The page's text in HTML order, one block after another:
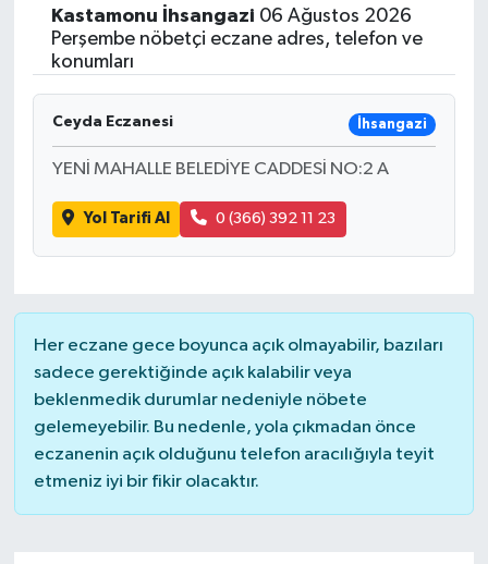
Kastamonu İhsangazi 06 Ağustos 2026
Perşembe nöbetçi eczane adres, telefon ve
konumları
Ceyda Eczanesi İhsangazi
YENİ MAHALLE BELEDİYE CADDESİ NO:2 A
Yol Tarifi Al 0 (366) 392 11 23
Her eczane gece boyunca açık olmayabilir, bazıları
sadece gerektiğinde açık kalabilir veya
beklenmedik durumlar nedeniyle nöbete
gelemeyebilir. Bu nedenle, yola çıkmadan önce
eczanenin açık olduğunu telefon aracılığıyla teyit
etmeniz iyi bir fikir olacaktır.
Siyasetçi
Spor
Tebrik
Türkiye